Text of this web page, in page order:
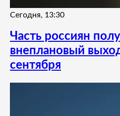
Сегодня, 13:30
Часть россиян
внеплановый
сентября